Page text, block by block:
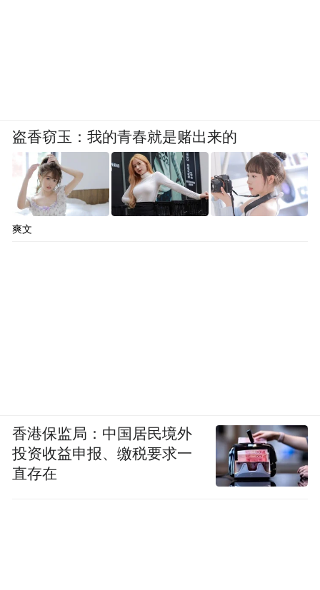
盗香窃玉：我的青春就是赌出来的
爽文
香港保监局：中国居民境外
投资收益申报、缴税要求一
直存在